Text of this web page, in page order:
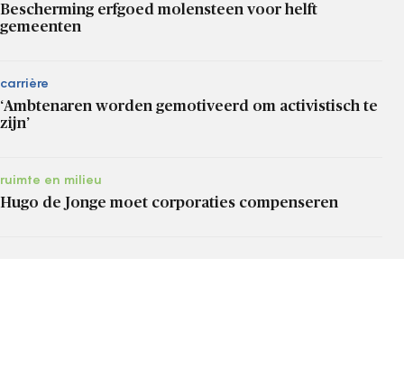
Bescherming erfgoed molensteen voor helft
gemeenten
carrière
‘Ambtenaren worden gemotiveerd om activistisch te
zijn’
ruimte en milieu
Hugo de Jonge moet corporaties compenseren